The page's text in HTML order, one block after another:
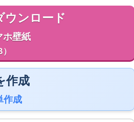
ウンロード
壁紙
作成
作成